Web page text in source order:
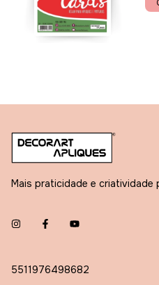
Mais praticidade e criatividade
5511976498682